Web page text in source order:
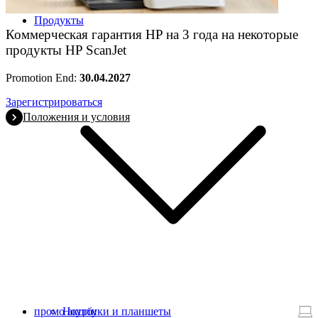
Продукты
Ноутбуки и планшеты
промо акции
Коммерческая гарантия HP на 3 года на некоторые
продукты HP ScanJet
Promotion End: 30.04.2027
Зарегистрироваться
Положения и условия